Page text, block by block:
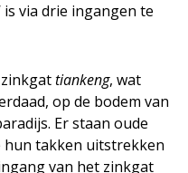
is via drie ingangen te
tiankeng, wat
op de bodem van
Er staan oude
hun takken uitstrekken
van het zinkgat